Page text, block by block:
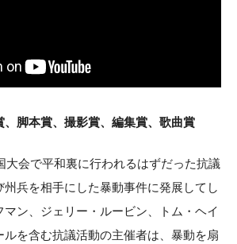
、脚本賞、撮影賞、編集賞、歌曲賞
大会で平和裏に行われるはずだった抗議
兵を相手にした暴動事件に発展してし
マン、ジェリー・ルービン、トム・ヘイ
ルを含む抗議活動の主催者は、暴動を扇